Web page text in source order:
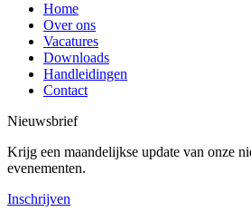
Home
Over ons
Vacatures
Downloads
Handleidingen
Contact
Nieuwsbrief
Krijg een maandelijkse update van onze
evenementen.
Inschrijven